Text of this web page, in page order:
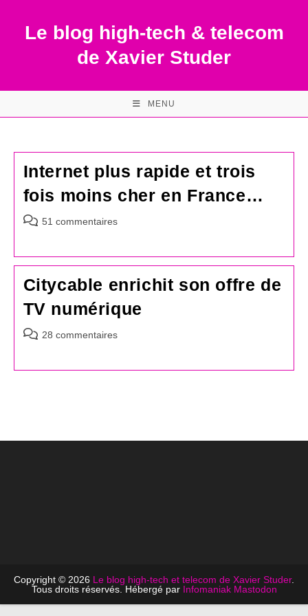
contentLe blog high-tech & telecom
de Xavier Studer
MENU
Internet plus rapide et trois
fois moins cher en France…
Commentaires
publication :
51 commentaires
Citycable enrichit son offre de
TV numérique
Commentaires
28 commentaires
Copyright © 2026 Le blog high-tech et telecom de Xavier Studer.
Tous droits réservés. Hébergé par Infomaniak Mastodon